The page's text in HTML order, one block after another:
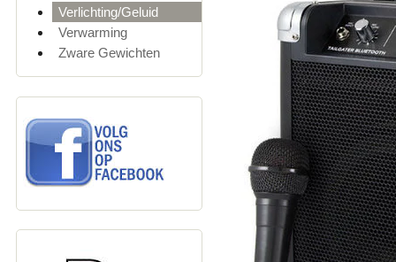
Verlichting/Geluid
Verwarming
Zware Gewichten